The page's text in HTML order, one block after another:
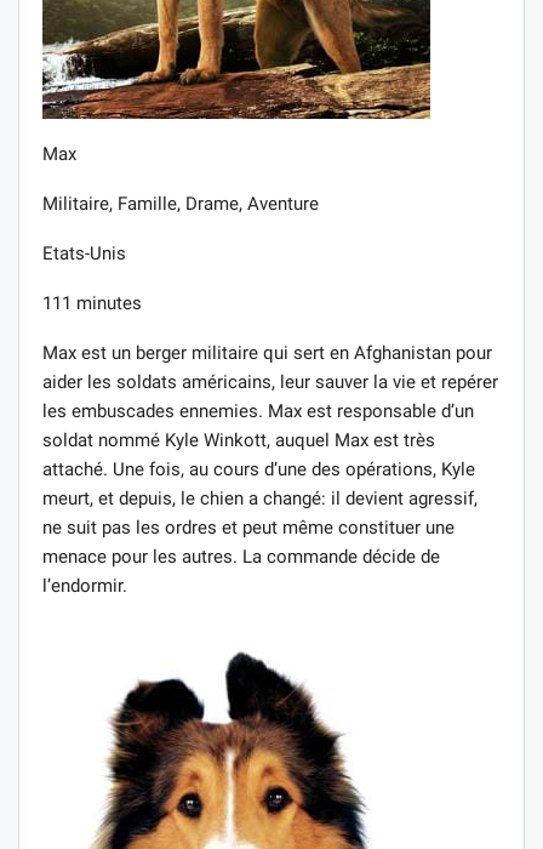
Max
Militaire, Famille, Drame, Aventure
Etats-Unis
111 minutes
Max est un berger militaire qui sert en Afghanistan pour
aider les soldats américains, leur sauver la vie et repérer
les embuscades ennemies. Max est responsable d’un
soldat nommé Kyle Winkott, auquel Max est très
attaché. Une fois, au cours d’une des opérations, Kyle
meurt, et depuis, le chien a changé: il devient agressif,
ne suit pas les ordres et peut même constituer une
menace pour les autres. La commande décide de
l’endormir.